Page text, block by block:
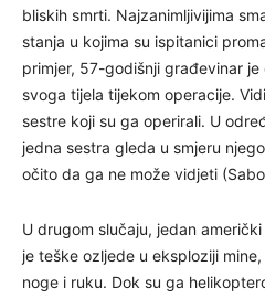
bliskih smrti. Najzanimljivijima
stanja u kojima su ispitanici
primjer, 57-godišnji građevinar
svoga tijela tijekom operacije.
sestre koji su ga operirali. U
jedna sestra gleda u smjeru
očito da ga ne može vidjeti
U drugom slučaju, jedan
je teške ozljede u eksploziji
noge i ruku. Dok su ga